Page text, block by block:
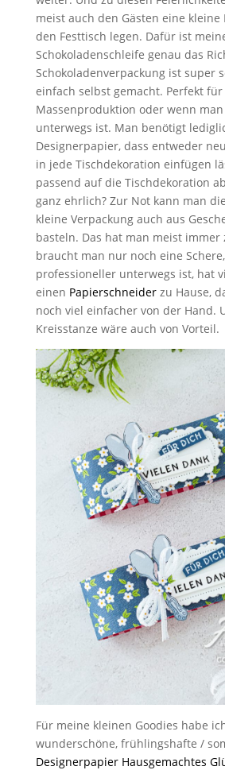
meist auch den Gästen eine
den Festtisch legen. Dafür ist
Schokoladenschleife genau das
Schokoladenverpackung ist super
einfach selbst gemacht. Perfekt für
Massenproduktion oder wenn
unterwegs ist. Man benötigt
Designerpapier, dass entweder
in jede Tischdekoration einfügen
passend auf die Tischdekoration
ganz ehrlich? Zur Not kann man
kleine Verpackung auch aus
basteln. Das hat man meist immer
braucht man nur noch eine
professioneller unterwegs ist, hat
einen Papierschneiderzu Hause,
noch viel einfacher von der Hand.
Kreisstanze wäre auch von Vorteil.
Für meine kleinen Goodies habe
wunderschöne, frühlingshafte /
Designerpapier Hausgemachtes